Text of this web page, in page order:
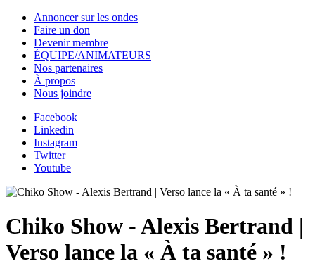
Annoncer sur les ondes
Faire un don
Devenir membre
ÉQUIPE/ANIMATEURS
Nos partenaires
À propos
Nous joindre
Facebook
Linkedin
Instagram
Twitter
Youtube
Chiko Show - Alexis Bertrand |
Verso lance la « À ta santé » !